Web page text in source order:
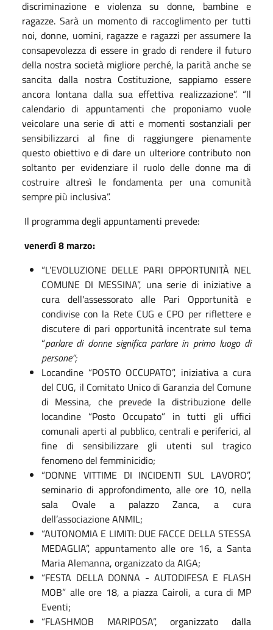
discriminazione e violenza su donne, bambine e
ragazze. Sarà un momento di raccoglimento per tutti
noi, donne, uomini, ragazze e ragazzi per assumere la
consapevolezza di essere in grado di rendere il futuro
della nostra società migliore perché, la parità anche se
sancita dalla nostra Costituzione, sappiamo essere
ancora lontana dalla sua effettiva realizzazione”. “Il
calendario di appuntamenti che proponiamo vuole
veicolare una serie di atti e momenti sostanziali per
sensibilizzarci al fine di raggiungere pienamente
questo obiettivo e di dare un ulteriore contributo non
soltanto per evidenziare il ruolo delle donne ma di
costruire altresì le fondamenta per una comunità
sempre più inclusiva”.
Il programma degli appuntamenti prevede:
venerdì 8 marzo:
“L’EVOLUZIONE DELLE PARI OPPORTUNITÀ NEL
COMUNE DI MESSINA”, una serie di iniziative a
cura dell'assessorato alle Pari Opportunità e
condivise con la Rete CUG e CPO per riflettere e
discutere di pari opportunità incentrate sul tema
“parlare di donne significa parlare in primo luogo di
persone”;
Locandine “POSTO OCCUPATO”, iniziativa a cura
del CUG, il Comitato Unico di Garanzia del Comune
di Messina, che prevede la distribuzione delle
locandine “Posto Occupato” in tutti gli uffici
comunali aperti al pubblico, centrali e periferici, al
fine di sensibilizzare gli utenti sul tragico
fenomeno del femminicidio;
“DONNE VITTIME DI INCIDENTI SUL LAVORO”,
seminario di approfondimento, alle ore 10, nella
sala Ovale a palazzo Zanca, a cura
dell’associazione ANMIL;
“AUTONOMIA E LIMITI: DUE FACCE DELLA STESSA
MEDAGLIA”, appuntamento alle ore 16, a Santa
Maria Alemanna, organizzato da AIGA;
“FESTA DELLA DONNA - AUTODIFESA E FLASH
MOB” alle ore 18, a piazza Cairoli, a cura di MP
Eventi;
“FLASHMOB MARIPOSA”, organizzato dalla